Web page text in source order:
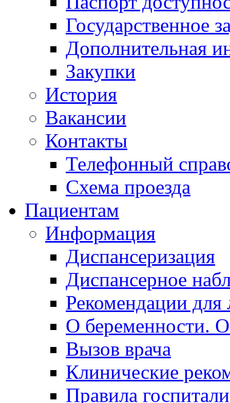
Государственное
Дополнительная
Закупки
История
Вакансии
Контакты
Телефонный
Схема проезда
Пациентам
Информация
Диспансеризация
Диспансерное
Рекомендации для
О беременности.
Вызов врача
Клинические
Правила